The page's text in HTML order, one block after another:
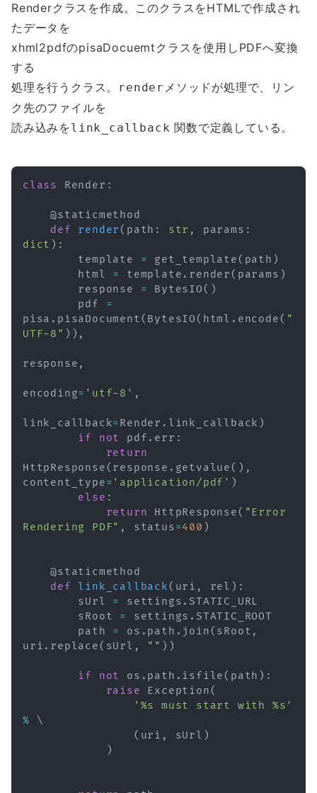
Renderクラスを作成。このクラスをHTMLで作成され
たデータを
xhml2pdfのpisaDocuemtクラスを使用しPDFへ変換
する
処理を行うクラス。
render メソッドが処理で、リン
ク先のファイルを
読み込みをlink_callback 関数で定義している。
class Render :
@staticmethod
def
render ( path : str , params :
dict ) :
        template
= get_template ( path )
        html
= template . render ( params )
        response
= BytesIO ( )
        pdf
=
pisa . pisaDocument ( BytesIO ( html . encode ( "
UTF-8" ) ) ,
response ,
encoding= 'utf-8' ,
link_callback=Render . link_callback )
if
not pdf . err :
return
HttpResponse ( response . getvalue ( ) ,
content_type= 'application/pdf' )
else :
return HttpResponse ( "Error
Rendering PDF" , status=400 )
@staticmethod
def
link_callback ( uri , rel ) :
        sUrl
= settings . STATIC_URL
        sRoot
= settings . STATIC_ROOT
        path
= os . path . join ( sRoot ,
uri . replace ( sUrl , "" ) )
if not os . path . isfile ( path ) :
raise Exception (
'%s must start with %s'
% \
( uri , sUrl )
)